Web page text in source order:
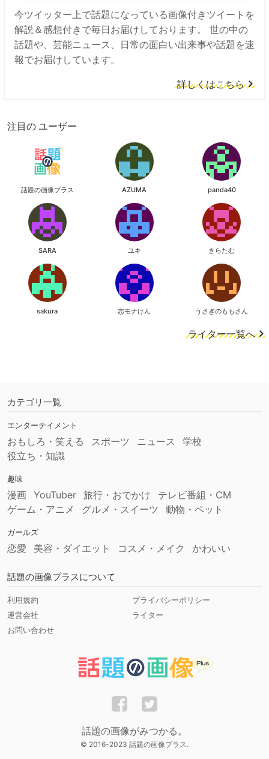
今ツイッター上で話題になっている画像付きツイートを
解説＆感想付きで毎日お届けしております。 世の中の
話題や、芸能ニュース、日常の面白い出来事や話題を速
報でお届けしています。
詳しくはこちら
注目の ユーザー
話題の画像プラス AZUMA panda40
SARA ユキ きらたむ
sakura 志モナけん うさぎのももさん
ライター一覧へ
カテゴリ一覧
エンターテイメント
おもしろ・笑える スポーツ ニュース
学校
役立ち・知識
趣味
漫画 YouTuber 旅行・おでかけ
テレビ番組・CM
ゲーム・アニメ
グルメ・スイーツ 動物・ペット
ガールズ
恋愛 美容・ダイエット コスメ・メイク かわいい
話題の画像プラスについて
利用規約
プライバシーポリシー
運営会社
ライター
お問い合わせ
話題の画像がみつかる。
© 2016-2023 話題の画像プラス.